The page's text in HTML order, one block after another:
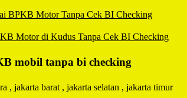
BPKB Motor Tanpa Cek BI Checking
Motor di Kudus Tanpa Cek BI Checking
mobil tanpa bi checking
, jakarta barat , jakarta selatan , jakarta timur